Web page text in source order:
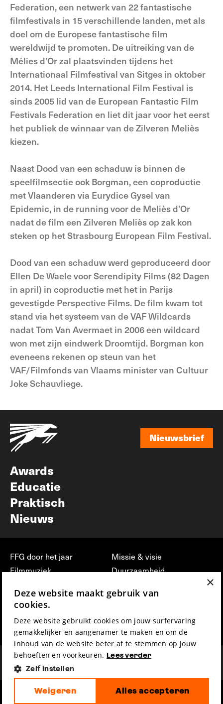
Federation, een netwerk van 22 fantastische
filmfestivals in 15 verschillende landen, met als
doel om de Europese fantastische film
wereldwijd te promoten. De uitreiking van de
Mélies d’Or zal plaatsvinden tijdens het
Internationaal Filmfestival van Sitges in oktober
2014. Het Leeds International Film Festival is
sinds 2005 lid van de European Fantastic Film
Festivals Federation en liet dit jaar voor het eerst
het publiek de winnaar van de Zilveren Meliès
kiezen.
Naast Dood van een schaduw is binnen de
speelfilmsectie ook Borgman, een coproductie
met Vlaanderen via Eurydice Gysel van
Epidemic, in de running voor de Meliès d’Or
nadat de film een Zilveren Meliès op zak kon
steken op het Strasbourg European Film Festival.
Dood van een schaduw werd geproduceerd door
Ellen De Waele voor Serendipity Films (82 Dagen
in april) in coproductie met het in Parijs
gevestigde Perspective Films. De film kwam tot
stand via het systeem van de VAF Wildcards
nadat Tom Van Avermaet in 2006 een wildcard
won met zijn eindwerk Droomtijd. Borgman kon
eveneens rekenen op steun van het
VAF/Filmfonds van Vlaams minister van Cultuur
Joke Schauvliege.
Nieuwsbrief
Awards
Educatie
Praktisch
Nieuws
FFG door het jaar
Filmmuziek
Press & Industry
Film Fest Friends
Missie & visie
Duurzaamheid
vrijwilligerswerk bij FFG
Privacy & Disclaimer
×
Deze website maakt gebruik van
cookies.
Deze website gebruikt cookies om jouw surfervaring
gemakkelijker en aangenamer te maken en om de
inhoud van de website beter af te stemmen op jouw
behoeften en voorkeuren. Lees verder
Zelf instellen
Alles accepteren
Weigeren